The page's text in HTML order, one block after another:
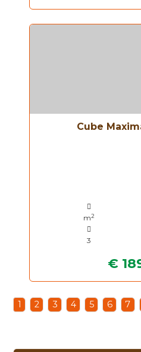
Cube
m2
3
€
1 2 3 4 5 6 7